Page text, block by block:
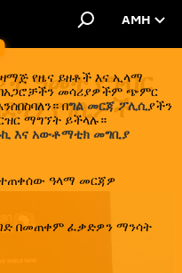
AMH
የዜና ይዘቶች እና ኢላማ
መሳሪያዎችም ጭምር
በግል መርጃ ፖሊሲያችን
ማግኘት ይችላሉ።
እና አውቶማቲክ መግቢያ
ዓላማ መርጃዎ
በመጠቀም ፈቃድዎን ማንሳት
ዓመት የግብር
የገቢዎች